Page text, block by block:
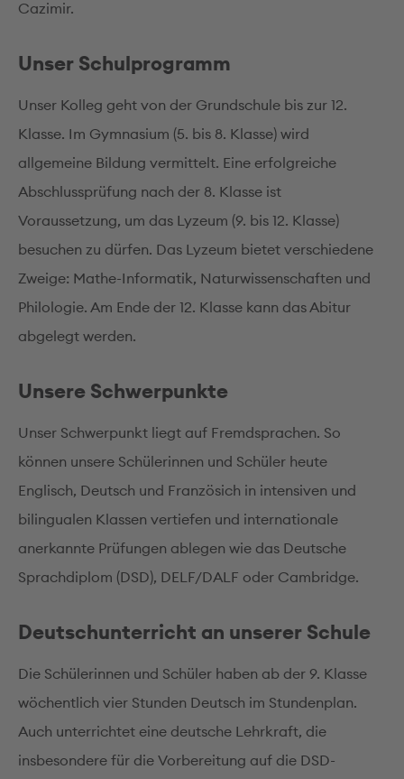
Cazimir.
Unser Schulprogramm
Unser Kolleg geht von der Grundschule bis zur 12.
Klasse. Im Gymnasium (5. bis 8. Klasse) wird
allgemeine Bildung vermittelt. Eine erfolgreiche
Abschlussprüfung nach der 8. Klasse ist
Voraussetzung, um das Lyzeum (9. bis 12. Klasse)
besuchen zu dürfen. Das Lyzeum bietet verschiedene
Zweige: Mathe-Informatik, Naturwissenschaften und
Philologie. Am Ende der 12. Klasse kann das Abitur
abgelegt werden.
Unsere Schwerpunkte
Unser Schwerpunkt liegt auf Fremdsprachen. So
können unsere Schülerinnen und Schüler heute
Englisch, Deutsch und Französich in intensiven und
bilingualen Klassen vertiefen und internationale
anerkannte Prüfungen ablegen wie das Deutsche
Sprachdiplom (DSD), DELF/DALF oder Cambridge.
Deutschunterricht an unserer Schule
Die Schülerinnen und Schüler haben ab der 9. Klasse
wöchentlich vier Stunden Deutsch im Stundenplan.
Auch unterrichtet eine deutsche Lehrkraft, die
insbesondere für die Vorbereitung auf die DSD-